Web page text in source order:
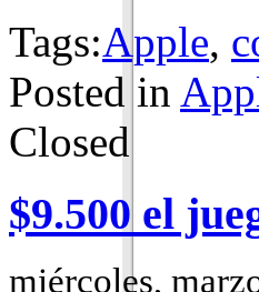
Tags:Apple,
Posted in
Closed
$9.500 el
miércoles,